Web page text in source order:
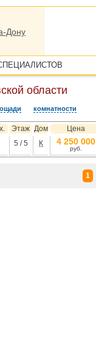
Дону
области
комнатности
Этаж Дом
Цена
5 / 5 К 4 250 000
руб.
1